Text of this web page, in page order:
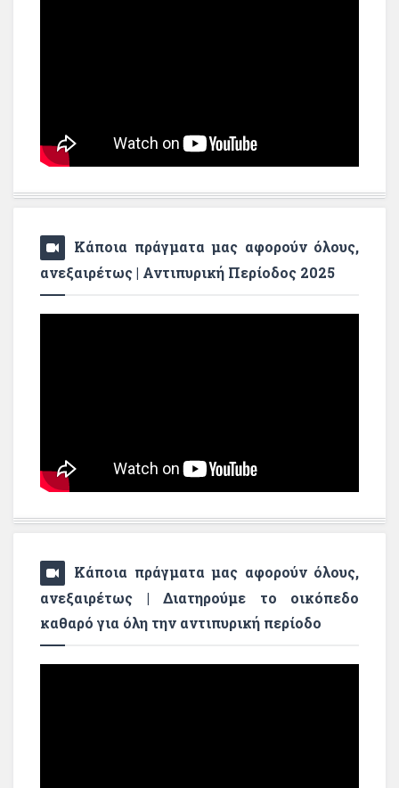
Κάποια πράγματα μας αφορούν όλους,
ανεξαιρέτως | Αντιπυρική Περίοδος 2025
Κάποια πράγματα μας αφορούν όλους,
ανεξαιρέτως | Διατηρούμε το οικόπεδο
καθαρό για όλη την αντιπυρική περίοδο